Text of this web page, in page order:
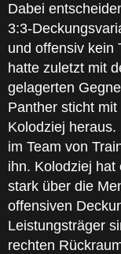
Dabei
3:3-
und offensiv kein
hatte zuletzt mit
gelagerten
Panther sticht
Kolodziej
im Team von
ihn. Kolodziej hat
stark über die
offensiven
Leistungsträger
rechten